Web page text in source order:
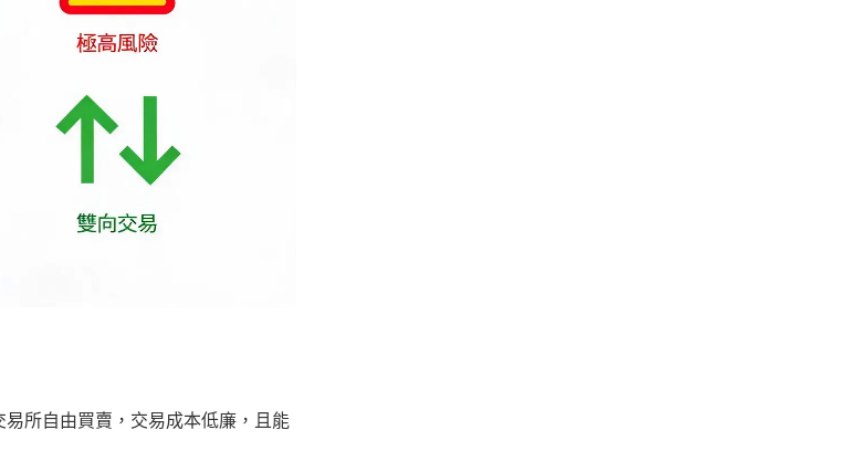
所自由買賣，交易成本低廉，且能